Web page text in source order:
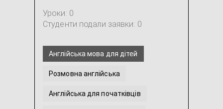
Уроки: 0
Студенти подали заявки: 0
Англійська мова для дітей
Розмовна англійська
Англійська для початківців